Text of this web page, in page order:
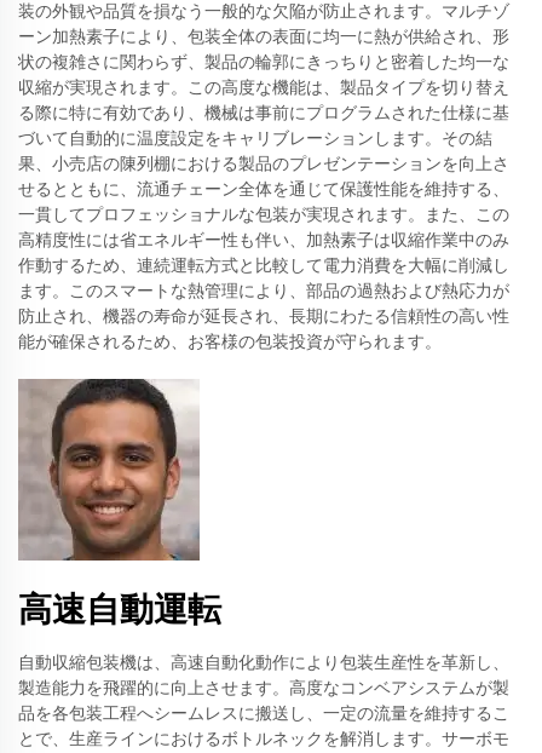
装の外観や品質を損なう一般的な欠陥が防止されます。マルチゾ
ーン加熱素子により、包装全体の表面に均一に熱が供給され、形
状の複雑さに関わらず、製品の輪郭にきっちりと密着した均一な
収縮が実現されます。この高度な機能は、製品タイプを切り替え
る際に特に有効であり、機械は事前にプログラムされた仕様に基
づいて自動的に温度設定をキャリブレーションします。その結
果、小売店の陳列棚における製品のプレゼンテーションを向上さ
せるとともに、流通チェーン全体を通じて保護性能を維持する、
一貫してプロフェッショナルな包装が実現されます。また、この
高精度性には省エネルギー性も伴い、加熱素子は収縮作業中のみ
作動するため、連続運転方式と比較して電力消費を大幅に削減し
ます。このスマートな熱管理により、部品の過熱および熱応力が
防止され、機器の寿命が延長され、長期にわたる信頼性の高い性
能が確保されるため、お客様の包装投資が守られます。
高速自動運転
自動収縮包装機は、高速自動化動作により包装生産性を革新し、
製造能力を飛躍的に向上させます。高度なコンベアシステムが製
品を各包装工程へシームレスに搬送し、一定の流量を維持するこ
とで、生産ラインにおけるボトルネックを解消します。サーボモ